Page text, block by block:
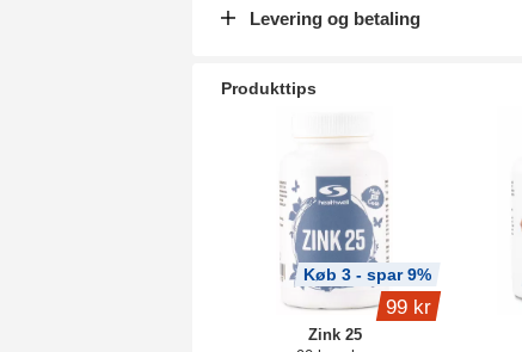
Levering og betaling
Produkttips
Zink 25
Køb 3 - spar 9%
99 kr